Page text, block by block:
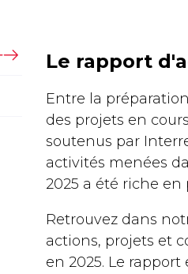
Le rapport
Entre la
des projets en
soutenus par
activités menées
2025 a été riche
Retrouvez dans
actions, projets et
en 2025. Le